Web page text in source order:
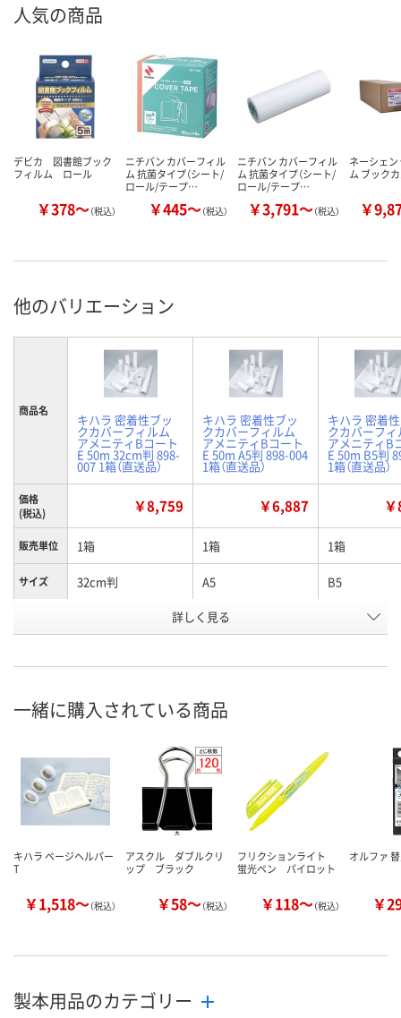
人気の商品
デビカ 図書館ブック
フィルム ロール
￥378～（税込）
ニチバン カバーフィル
ム 抗菌タイプ（シート/
ロール/テープ…
￥445～（税込）
ニチバン カバーフィル
ム 抗菌タイプ（シート/
ロール/テープ…
￥3,791～（税込）
ネーシェ
ム ブック
￥
他のバリエーション
商品名
キハラ 密着性ブッ
クカバーフィルム
アメニティBコート
E 50m 32cm判 898-
007 1箱（直送品）
キハラ 密着性ブッ
クカバーフィルム
アメニティBコート
E 50m A5判 898-004
1箱（直送品）
キハラ 密着
クカバーフィ
アメニティB
E 50m B5判
1箱（直送品）
価格
(税込)
￥8,759 ￥6,887
販売単位 1箱 1箱 1箱
サイズ 32cm判 A5 B5
2336g
号
直送品
数量
カゴへ
数量
カゴへ カ
詳しく見る
一緒に購入されている商品
キハラ ページヘルパー
T
￥1,518～（税込）
アスクル ダブルクリ
ップ ブラック
￥58～（税込）
フリクションライト
蛍光ペン パイロット
￥118～（税込）
オルファ 替
￥
製本用品のカテゴリー